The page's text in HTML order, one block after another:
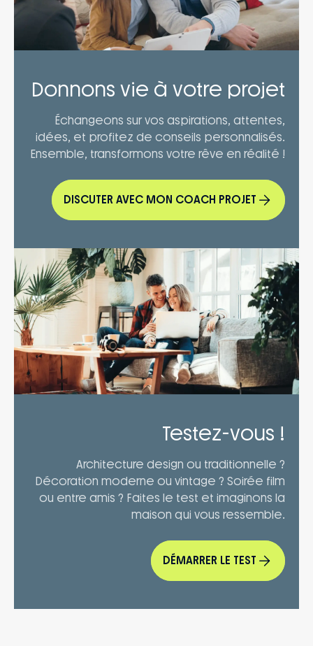
Donnons vie à votre projet
Échangeons sur vos aspirations, attentes,
idées, et profitez de conseils personnalisés.
Ensemble, transformons votre rêve en réalité !
DISCUTER AVEC MON COACH PROJET
Testez-vous !
Architecture design ou traditionnelle ?
Décoration moderne ou vintage ? Soirée film
ou entre amis ? Faites le test et imaginons la
maison qui vous ressemble.
DÉMARRER LE TEST